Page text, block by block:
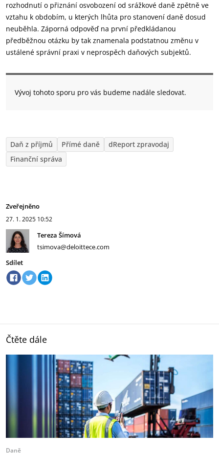
rozhodnutí o přiznání osvobození od srážkové daně zpětně ve
vztahu k obdobím, u kterých lhůta pro stanovení daně dosud
neuběhla. Záporná odpověď na první předkládanou
předběžnou otázku by tak znamenala podstatnou změnu v
ustálené správní praxi v neprospěch daňových subjektů.
Vývoj tohoto sporu pro vás budeme nadále sledovat.
Daň z příjmů Přímé daně
dReport zpravodaj
Finanční správa
Zveřejněno
27. 1. 2025 10:52
Tereza Šímová
tsimova@deloittece.com
Sdílet
Čtěte dále
Daně